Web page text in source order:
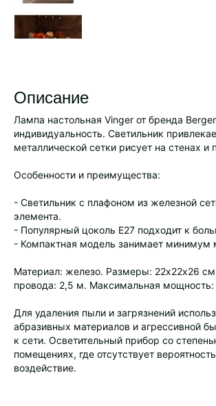
Описание
Лампа настольная Vinger от бренда
индивидуальность. Светильник
металлической сетки рисует на стенах
Особенности и преимущества:
- Светильник с плафоном из железной
элемента.
- Популярный цоколь Е27 подходит к
- Компактная модель занимает минимум
Материал: железо. Размеры: 22х22х26
провода: 2,5 м. Максимальная
Для удаления пыли и загрязнений
абразивных материалов и агрессивной
к сети. Осветительный прибор со
помещениях, где отсутствует
воздействие.